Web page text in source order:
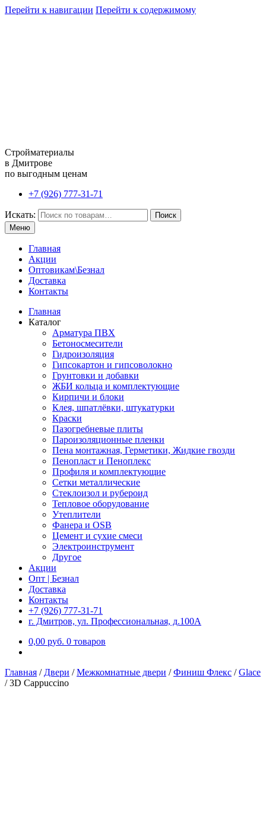
Перейти к навигации Перейти к содержимому
Стройматериалы
в Дмитрове
по выгодным ценам
+7 (926) 777-31-71
Искать:
Поиск
Меню
Главная
Акции
Оптовикам\Безнал
Доставка
Контакты
Главная
Каталог
Арматура ПВХ
Бетоносмесители
Гидроизоляция
Гипсокартон и гипсоволокно
Грунтовки и добавки
ЖБИ кольца и комплектующие
Кирпичи и блоки
Клея, шпатлёвки, штукатурки
Краски
Пазогребневые плиты
Пароизоляционные пленки
Пена монтажная, Герметики, Жидкие гвозди
Пенопласт и Пеноплекс
Профиля и комплектующие
Сетки металлические
Стеклоизол и рубероид
Тепловое оборудование
Утеплители
Фанера и OSB
Цемент и сухие смеси
Электроинструмент
Другое
Акции
Опт | Безнал
Доставка
Контакты
+7 (926) 777-31-71
г. Дмитров, ул. Профессиональная, д.100А
0,00 руб. 0 товаров
Главная / Двери /Межкомнатные двери /Финиш Флекс /Glace
/3D Cappuccino